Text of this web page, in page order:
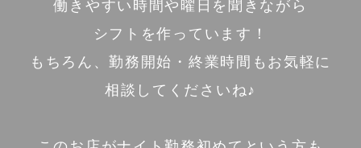
働きやすい時間や曜日を聞きながら
シフトを作っています！
もちろん、勤務開始・終業時間もお気軽に
相談してくださいね♪